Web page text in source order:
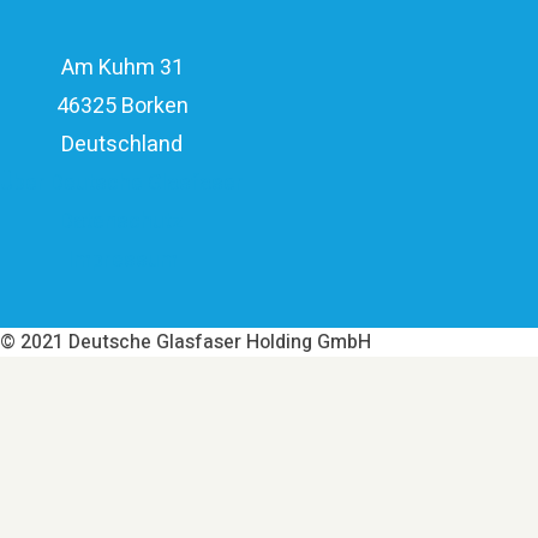
Am Kuhm 31
46325 Borken
Deutschland